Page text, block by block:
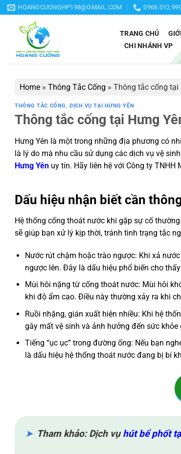
Bỏ
qua
HOANGCUONGHP198@GMAIL.COM
TRANG CHỦ
CHI NHÁNH VP
Home » Thông Tắc Cống » Thông tắc cống tại
THÔNG TẮC CỐNG, DỊCH VỤ TẠI HƯNG YÊN
Thông tắc cống tại Hưng
Hưng Yên là một trong những địa phương có
là lý do mà nhu cầu sử dụng các dịch vụ vệ
Hưng Yên uy tín. Hãy liên hệ với Công ty
Dấu hiệu nhận biết cần
Hệ thống cống thoát nước khi gặp sự cố
sẽ giúp bạn xử lý kịp thời, tránh tình trạng tắc
Nước rút chậm hoặc trào ngược: Khi xả
ngược lên. Đây là dấu hiệu phổ biến cho
Mùi hôi nặng từ cống thoát nước: Mùi hôi
khi độ ẩm cao. Điều này thường xảy ra khi
Ruồi nhặng, gián xuất hiện nhiều: Khi hệ
gây mất vệ sinh và ảnh hưởng đến sức khỏe
Tiếng “ục ục” trong đường ống: Nếu bạn
là dấu hiệu hệ thống thoát nước đang bị bí
Tham khảo: Dịch vụhút bể phốt